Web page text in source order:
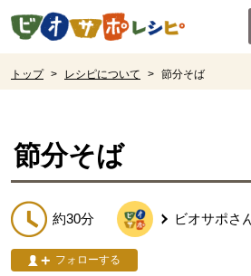
ページの先頭です。
トップ > レシピについて > 節分そば
節分そば
約30分 ビオサポさ
フォローする